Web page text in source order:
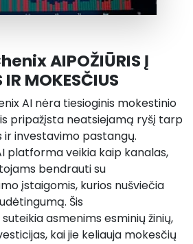
AIPOŽIŪRIS Į
MOKESČIUS
AI nėra tiesioginis mokestinio
pripažįsta neatsiejamą ryšį tarp
ir investavimo pastangų.
platforma veikia kaip kanalas,
bendrauti su
įstaigomis, kurios nušviečia
Šis
asmenims esminių žinių,
kai jie keliauja mokesčių